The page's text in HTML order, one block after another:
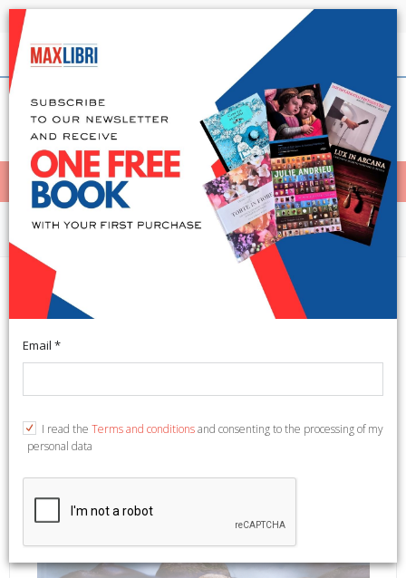
Shipping in 24h for all available books
English
< Home
MENÙ
Arts and Architecture
Sentieri sostenibili. Parco della
Majella. Ediz. italiana e inglese
ill., cm 12x24.
Email *
I read the Terms and conditionsand consenting to the processing of my
personal data